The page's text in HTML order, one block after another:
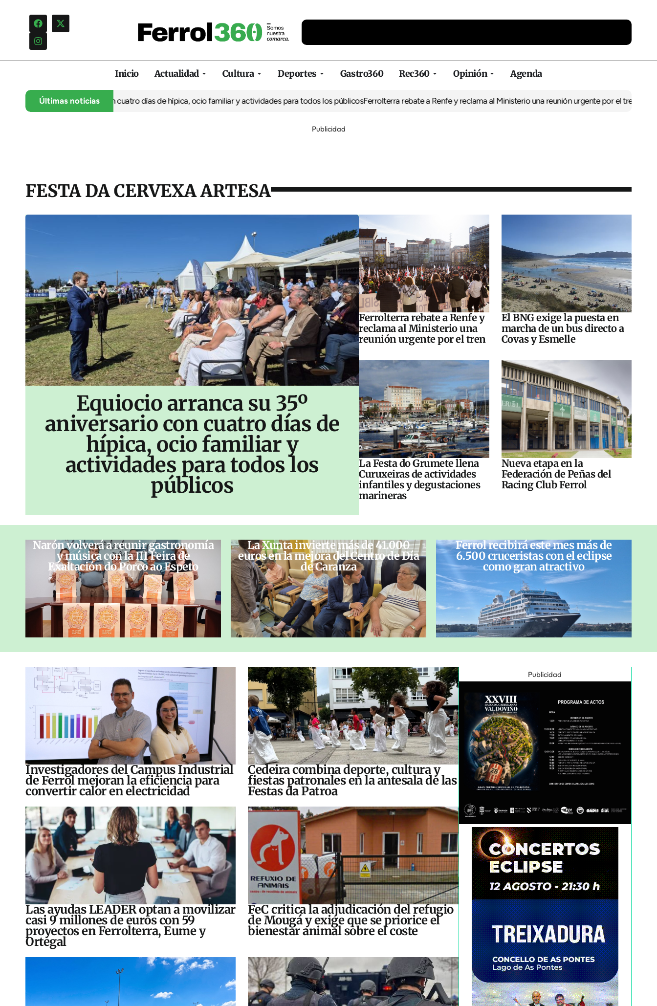
Inicio Actualidad Cultura Deportes Gastro360 Rec360 Opinión Agenda
Últimas noticias
su 35º aniversario con cuatro días de hípica, ocio familiar y actividades para todos los públicosFerrolterra rebate a Renfe y reclama al Ministerio una reunión urgente por el trenEl BNG exige
Publicidad
FESTA DA CERVEXA ARTESA
Equiocio arranca su 35º
aniversario con cuatro días de
hípica, ocio familiar y
actividades para todos los
públicos
Ferrolterra rebate a Renfe y
reclama al Ministerio una
reunión urgente por el tren
El BNG exige la puesta en
marcha de un bus directo a
Covas y Esmelle
La Festa do Grumete llena
Curuxeiras de actividades
infantiles y degustaciones
marineras
Nueva etapa en la
Federación de Peñas del
Racing Club Ferrol
Narón volverá a reunir gastronomía
y música con la III Feira de
Exaltación do Porco ao Espeto
La Xunta invierte más de 41.000
euros en la mejora del Centro de Día
de Caranza
Ferrol recibirá este mes más de
6.500 cruceristas con el eclipse
como gran atractivo
Investigadores del Campus Industrial
de Ferrol mejoran la eficiencia para
convertir calor en electricidad
Cedeira combina deporte, cultura y
fiestas patronales en la antesala de las
Festas da Patroa
Las ayudas LEADER optan a movilizar
casi 9 millones de euros con 59
proyectos en Ferrolterra, Eume y
Ortegal
FeC critica la adjudicación del refugio
de Mougá y exige que se priorice el
bienestar animal sobre el coste
Publicidad